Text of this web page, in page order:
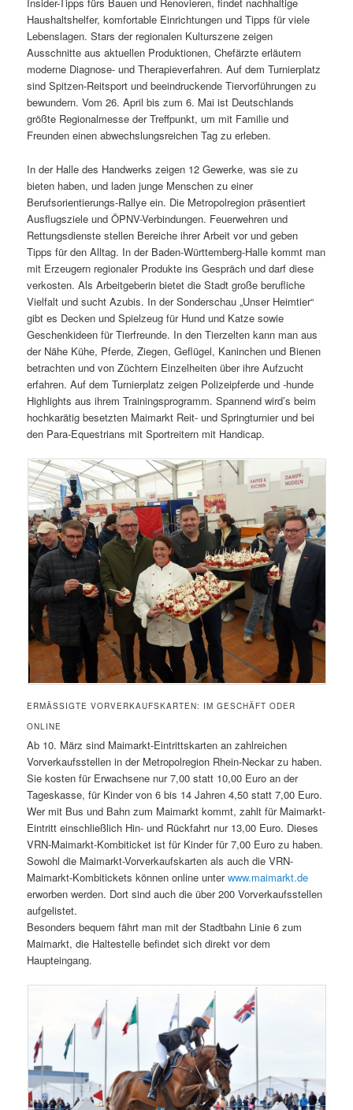
Insider-Tipps fürs Bauen und Renovieren, findet nachhaltige
Haushaltshelfer, komfortable Einrichtungen und Tipps für viele
Lebenslagen. Stars der regionalen Kulturszene zeigen
Ausschnitte aus aktuellen Produktionen, Chefärzte erläutern
moderne Diagnose- und Therapieverfahren. Auf dem Turnierplatz
sind Spitzen-Reitsport und beeindruckende Tiervorführungen zu
bewundern. Vom 26. April bis zum 6. Mai ist Deutschlands
größte Regionalmesse der Treffpunkt, um mit Familie und
Freunden einen abwechslungsreichen Tag zu erleben.
In der Halle des Handwerks zeigen 12 Gewerke, was sie zu
bieten haben, und laden junge Menschen zu einer
Berufsorientierungs-Rallye ein. Die Metropolregion präsentiert
Ausflugsziele und ÖPNV-Verbindungen. Feuerwehren und
Rettungsdienste stellen Bereiche ihrer Arbeit vor und geben
Tipps für den Alltag. In der Baden-Württemberg-Halle kommt man
mit Erzeugern regionaler Produkte ins Gespräch und darf diese
verkosten. Als Arbeitgeberin bietet die Stadt große berufliche
Vielfalt und sucht Azubis. In der Sonderschau „Unser Heimtier“
gibt es Decken und Spielzeug für Hund und Katze sowie
Geschenkideen für Tierfreunde. In den Tierzelten kann man aus
der Nähe Kühe, Pferde, Ziegen, Geflügel, Kaninchen und Bienen
betrachten und von Züchtern Einzelheiten über ihre Aufzucht
erfahren. Auf dem Turnierplatz zeigen Polizeipferde und -hunde
Highlights aus ihrem Trainingsprogramm. Spannend wird’s beim
hochkarätig besetzten Maimarkt Reit- und Springturnier und bei
den Para-Equestrians mit Sportreitern mit Handicap.
ERMÄSSIGTE VORVERKAUFSKARTEN: IM GESCHÄFT ODER O
NLINE
Ab 10. März sind Maimarkt-Eintrittskarten an zahlreichen
Vorverkaufsstellen in der Metropolregion Rhein-Neckar zu haben.
Sie kosten für Erwachsene nur 7,00 statt 10,00 Euro an der
Tageskasse, für Kinder von 6 bis 14 Jahren 4,50 statt 7,00 Euro.
Wer mit Bus und Bahn zum Maimarkt kommt, zahlt für Maimarkt-
Eintritt einschließlich Hin- und Rückfahrt nur 13,00 Euro. Dieses
VRN-Maimarkt-Kombiticket ist für Kinder für 7,00 Euro zu haben.
Sowohl die Maimarkt-Vorverkaufskarten als auch die VRN-
Maimarkt-Kombitickets können online unterwww.maimarkt.de
erworben werden. Dort sind auch die über 200 Vorverkaufsstellen
aufgelistet.
Besonders bequem fährt man mit der Stadtbahn Linie 6 zum
Maimarkt, die Haltestelle befindet sich direkt vor dem
Haupteingang.